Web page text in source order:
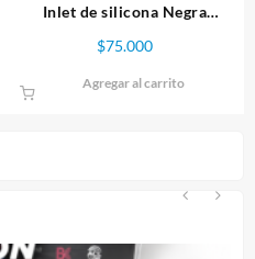
Inlet de silicona Negra
GC8 V.3y4
$75.000
Agregar al carrito